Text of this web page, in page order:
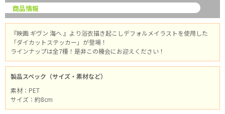
商品情報
『映画 ギヴン 海へ 』より浴衣描き起こしデフォルメイラストを使用した
「ダイカットステッカー」が登場！
ラインナップは全7種！是非この機会にお迎えください！
製品スペック（サイズ・素材など）
素材：PET
サイズ：約8cm